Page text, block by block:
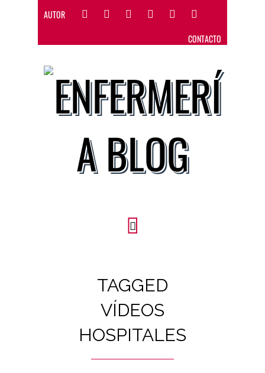
AUTOR
CONTACTO
TAGGED
VÍDEOS
HOSPITALES